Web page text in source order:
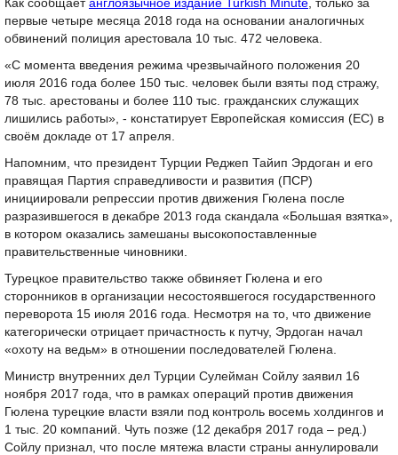
Как сообщает англоязычное издание Turkish Minute, только за
первые четыре месяца 2018 года на основании аналогичных
обвинений полиция арестовала 10 тыс. 472 человека.
«С момента введения режима чрезвычайного положения 20
июля 2016 года более 150 тыс. человек были взяты под стражу,
78 тыс. арестованы и более 110 тыс. гражданских служащих
лишились работы», - констатирует Европейская комиссия (ЕС) в
своём докладе от 17 апреля.
Напомним, что президент Турции Реджеп Тайип Эрдоган и его
правящая Партия справедливости и развития (ПСР)
инициировали репрессии против движения Гюлена после
разразившегося в декабре 2013 года скандала «Большая взятка»,
в котором оказались замешаны высокопоставленные
правительственные чиновники.
Турецкое правительство также обвиняет Гюлена и его
сторонников в организации несостоявшегося государственного
переворота 15 июля 2016 года. Несмотря на то, что движение
категорически отрицает причастность к путчу, Эрдоган начал
«охоту на ведьм» в отношении последователей Гюлена.
Министр внутренних дел Турции Сулейман Сойлу заявил 16
ноября 2017 года, что в рамках операций против движения
Гюлена турецкие власти взяли под контроль восемь холдингов и
1 тыс. 20 компаний. Чуть позже (12 декабря 2017 года – ред.)
Сойлу признал, что после мятежа власти страны аннулировали